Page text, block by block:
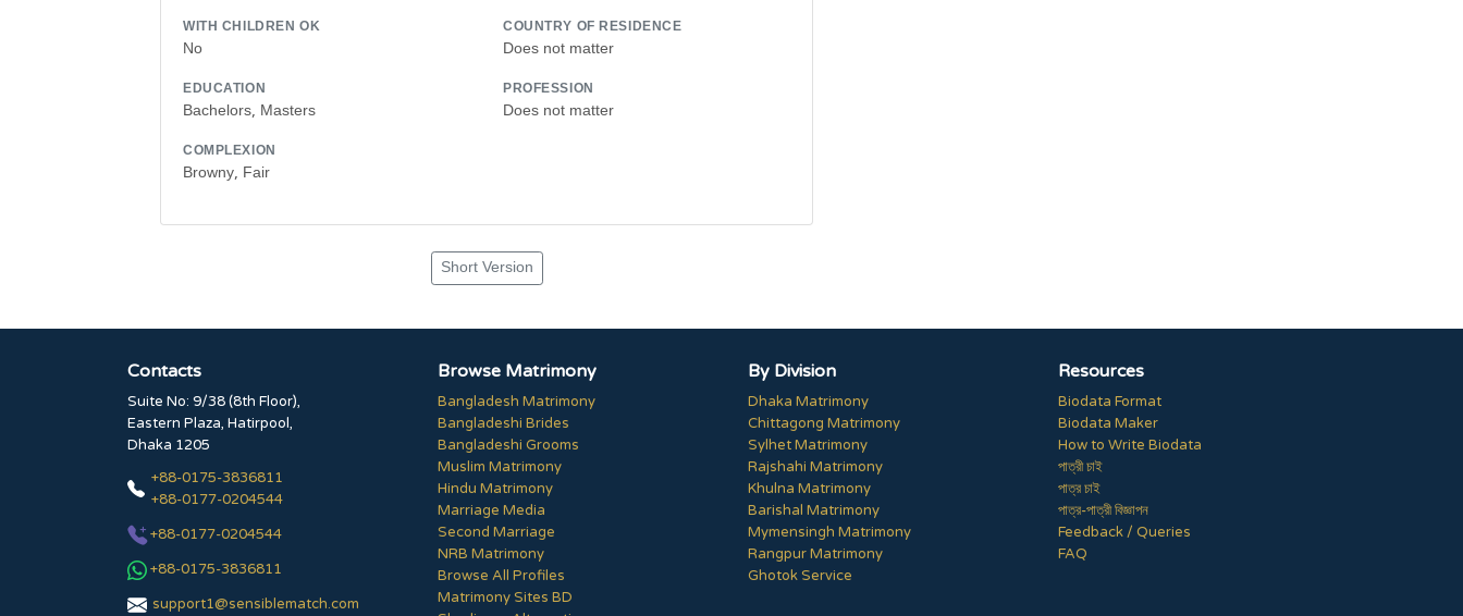
WITH CHILDREN OK
No
COUNTRY OF RESIDENCE
Does not matter
EDUCATION
Bachelors, Masters
PROFESSION
Does not matter
COMPLEXION
Browny, Fair
Short Version
Contacts
Suite No: 9/38 (8th Floor),
Eastern Plaza, Hatirpool,
Dhaka 1205
+88-0175-3836811
+88-0177-0204544
+88-0177-0204544
+88-0175-3836811
support1@sensiblematch.com
Browse Matrimony
Bangladesh Matrimony
Bangladeshi Brides
Bangladeshi Grooms
Muslim Matrimony
Hindu Matrimony
Marriage Media
Second Marriage
NRB Matrimony
Browse All Profiles
Matrimony Sites BD
By Division
Dhaka Matrimony
Chittagong Matrimony
Sylhet Matrimony
Rajshahi Matrimony
Khulna Matrimony
Barishal Matrimony
Mymensingh Matrimony
Rangpur Matrimony
Ghotok Service
Resources
Biodata Format
Biodata Maker
How to Write Biodata
পাত্রী চাই
পাত্র চাই
পাত্র-পাত্রী বিজ্ঞাপন
Feedback / Queries
FAQ